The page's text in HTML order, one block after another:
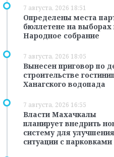
7 августа, 2026 18:51
Определены места
бюллетене на выборах
Народное собрание
7 августа, 2026 18:05
Вынесен приговор по
строительстве
Ханагского водопада
7 августа, 2026 16:55
Власти Махачкалы
планирует внедрить
систему для улучшения
ситуации с парковками